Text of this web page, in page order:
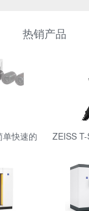
热销产品
快速的
ZEISS